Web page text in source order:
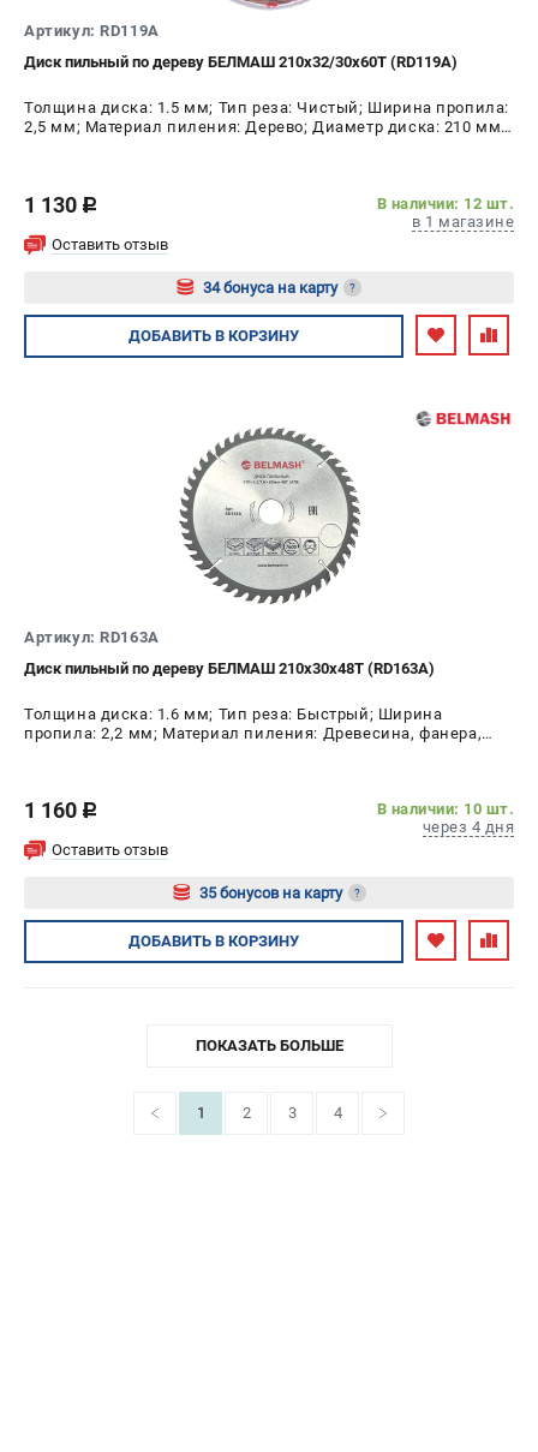
Артикул: RD119A
Диск пильный по дереву БЕЛМАШ 210x32/30x60T (RD119A)
Толщина диска: 1.5 мм; Тип реза: Чистый; Ширина пропила:
2,5 мм; Материал пиления: Дерево; Диаметр диска: 210 мм;
1 130 c
В наличии: 12 шт.
в 1 магазине
Оставить отзыв
34 бонуса на карту ?
Авторизуйтесь
ДОБАВИТЬ В КОРЗИНУ
Артикул: RD163A
Диск пильный по дереву БЕЛМАШ 210x30x48T (RD163A)
Толщина диска: 1.6 мм; Тип реза: Быстрый; Ширина
пропила: 2,2 мм; Материал пиления: Древесина, фанера,
1 160 c
В наличии: 10 шт.
через 4 дня
Оставить отзыв
35 бонусов на карту ?
Авторизуйтесь
ДОБАВИТЬ В КОРЗИНУ
1 2 3 4
ПОКАЗАТЬ БОЛЬШЕ